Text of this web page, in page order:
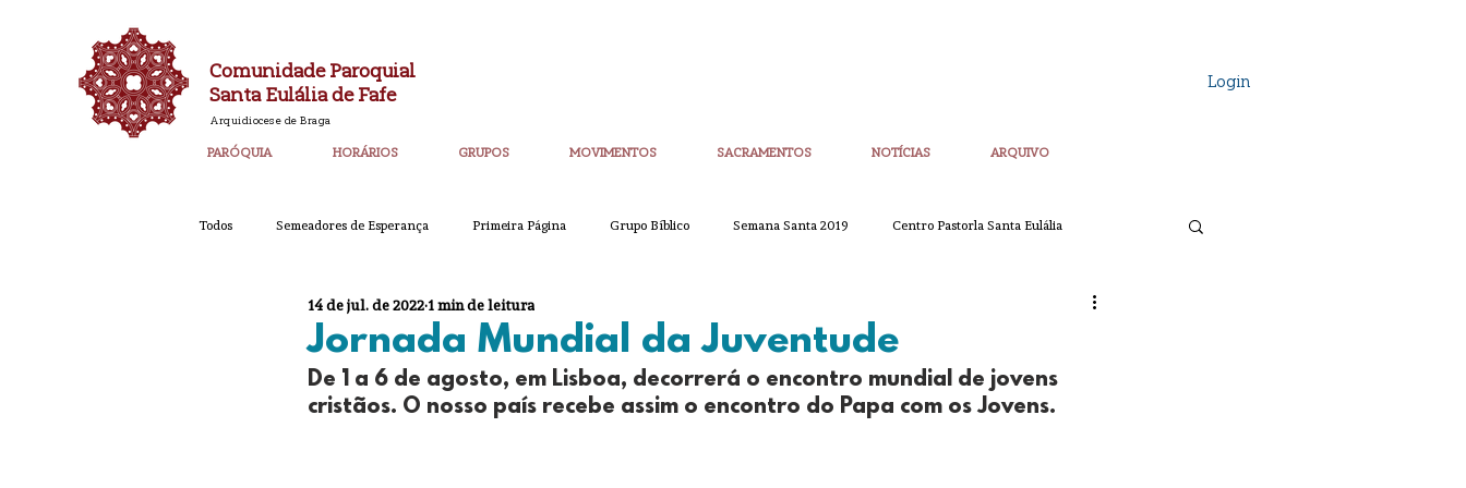
Comunidade Paroquial
Santa Eulália de Fafe
Login
Arquidiocese de Braga
PARÓQUIA HORÁRIOS GRUPOS MOVIMENTOS SACRAMENTOS NOTÍCIAS ARQUIVO
Todos Semeadores de Esperança Primeira Página Grupo Bíblico Semana Santa 2019 Centro Pastorla Santa Eulália
Ano PAstoral Boletim Igreja Nova
Igreja Nova 60 Anos Laudato SI Sínodo Corpo de Deus Alpha Quaresma Semana Santa Pascoa
Jornada Mundial da Juventude
14 de jul. de 20221 min de leitura
De 1 a 6 de agosto, em Lisboa, decorrerá o encontro mundial de jovens
cristãos. O nosso país recebe assim o encontro do Papa com os Jovens.